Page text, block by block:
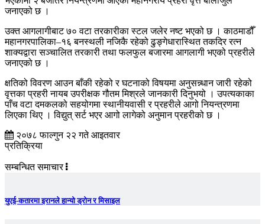
जनाएको छ ।
उक्त आगलागीबाट ७० वटा तरकारीका स्टल जलेर नष्ट भएको छ । काठमाडौँ
महानगरपालिका–१६ बनस्थली नजिकै रहेको ढुङ्गेधारास्थित तकदिर रत्न
शाक्यद्वारा सञ्चालित तरकारी तथा फलफुल बजारमा आगलागी भएको प्रहरीले
जनाएको छ ।
क्षतिको विवरण आउन बाँकी रहेको र घटनाको विषयमा अनुसन्न्धान जारी रहेको
वृत्तका प्रहरी नायब उपरीक्षक गौतम मिश्रले जानकारी दिनुभयो । उपत्यकाका
पाँच वटा दमकलको सहयोगमा स्थानीयवासी र प्रहरीले आगो नियन्त्रणमा
लिएका थिए । विद्युत् सर्ट भएर आगो लागेको अनुमान प्रहरीको छ ।
२०७८ फाल्गुन २२ गते आइतवार
प्रतिक्रिया
सम्बन्धित समाचार
युएई-कतारमा इरानले हान्यो ड्रोन र मिसाइल